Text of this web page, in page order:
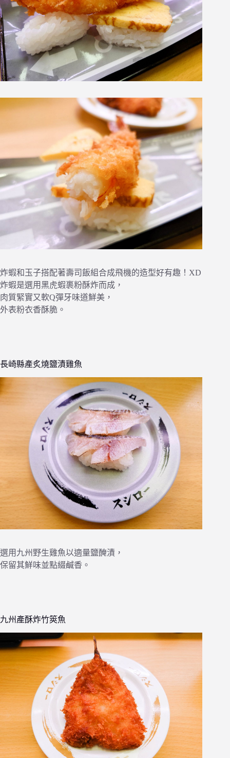
炸蝦和玉子搭配著壽司飯組合成飛機的造型好有趣！XD
炸蝦是選用黑虎蝦裹粉酥炸而成，
肉質緊實又軟Q彈牙味道鮮美，
外表粉衣香酥脆。
長崎縣產炙燒鹽漬雞魚
選用九州野生雞魚以適量鹽醃漬，
保留其鮮味並點綴鹹香。
九州產酥炸竹筴魚